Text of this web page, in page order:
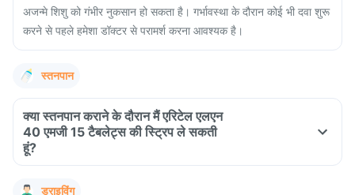
अजन्मे शिशु को गंभीर नुकसान हो सकता है। गर्भावस्था के दौरान कोई भी दवा शुरू
करने से पहले हमेशा डॉक्टर से परामर्श करना आवश्यक है।
स्तनपान
क्या स्तनपान कराने के दौरान मैं एरिटेल एलएन
40 एमजी 15 टैबलेट्स की स्ट्रिप ले सकती
हूं?
ड्राइविंग